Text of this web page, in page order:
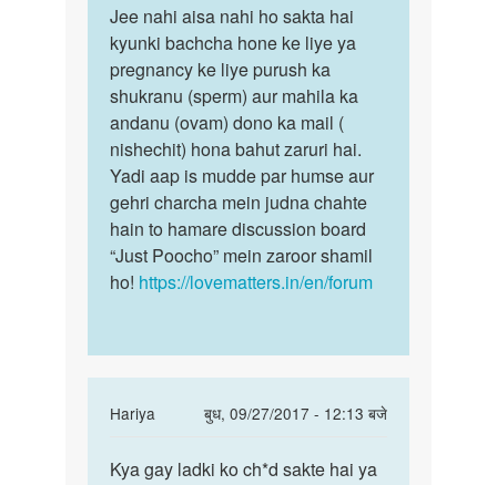
to
kiya
ladka
ladka
sex
karne…
by
bibeck
Jee
nahi
aisa
nahi
ho
sakta…
Jee nahi aisa nahi ho sakta hai
kyunki bachcha hone ke liye ya
pregnancy ke liye purush ka
shukranu (sperm) aur mahila ka
andanu (ovam) dono ka mail (
nishechit) hona bahut zaruri hai.
Yadi aap is mudde par humse aur
gehri charcha mein judna chahte
hain to hamare discussion board
“Just Poocho” mein zaroor shamil
ho! https://lovematters.in/en/forum
Hariya
बुध, 09/27/2017 - 12:13 बजे
to
Kya
Kya gay ladki ko ch*d sakte hai ya